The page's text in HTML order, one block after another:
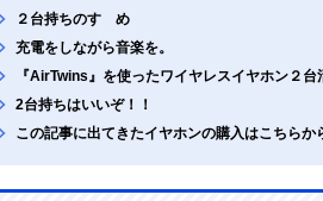
２台持ちのすゝめ
充電をしながら音楽を。
『AirTwins』を使ったワイヤレスイヤホン２台
2台持ちはいいぞ！！
この記事に出てきたイヤホンの購入はこちらか